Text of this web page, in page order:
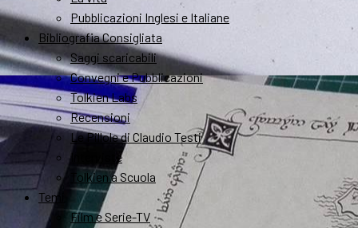
Pubblicazioni Inglesi e Italiane
Bibliografia Consigliata
Saggi scaricabili
Convegni e Pubblicazioni
Tolkien Labs
Recensioni
Le Pillole di Claudio Testi
Interviste
Tolkien a Scuola
Temi
Film e Serie-TV